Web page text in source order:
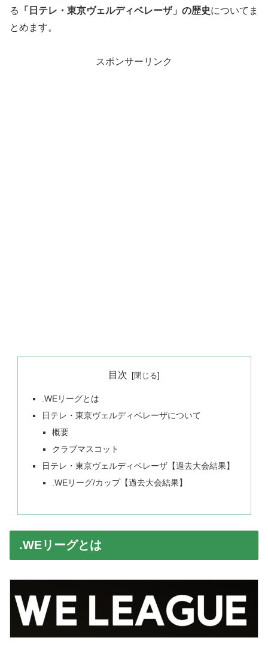
る
「日テレ・東京ヴェルディベレーザ」の歴史についてま
とめます。
スポンサーリンク
目次
.WEリーグとは
日テレ・東京ヴェルディベレーザについて
概要
クラブマスコット
日テレ・東京ヴェルディベレーザ【過去大会結果】
.WEリーグ/カップ【過去大会結果】
.WEリーグとは